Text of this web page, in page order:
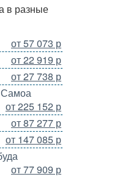
в разные
от 57 073 р
от 22 919 р
от 27 738 р
Самоа
от 225 152 р
от 87 277 р
от 147 085 р
от 77 909 р